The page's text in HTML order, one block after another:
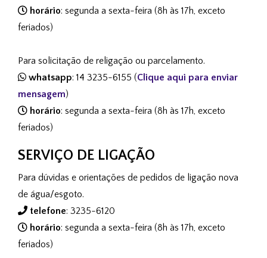
horário: segunda a sexta-feira (8h às 17h, exceto
feriados)
Para solicitação de religação ou parcelamento.
whatsapp: 14 3235-6155 (Clique aqui para enviar
mensagem)
horário: segunda a sexta-feira (8h às 17h, exceto
feriados)
SERVIÇO DE LIGAÇÃO
Para dúvidas e orientações de pedidos de ligação nova
de água/esgoto.
telefone: 3235-6120
horário: segunda a sexta-feira (8h às 17h, exceto
feriados)